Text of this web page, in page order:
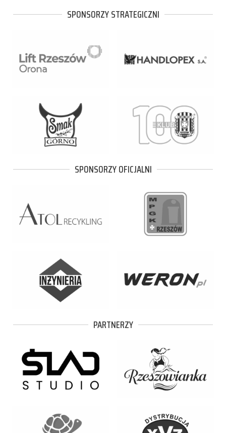
SPONSORZY STRATEGICZNI
SPONSORZY OFICJALNI
PARTNERZY